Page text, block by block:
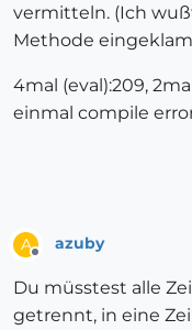
vermitteln. (Ich
Methode
4mal (eval):209,
einmal compile
A azuby
Du müsstest alle
getrennt, in eine